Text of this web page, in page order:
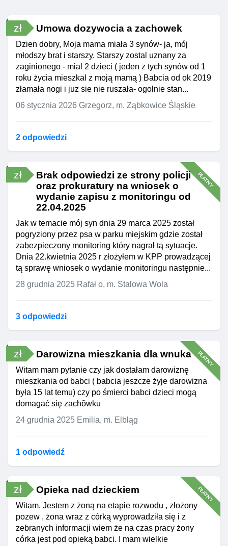
zł Umowa dozywocia a zachowek
Dzien dobry, Moja mama miała 3 synów- ja, mój
młodszy brat i starszy. Starszy zostal uznany za
zaginionego - mial 2 dzieci ( jeden z tych synów od 1
roku życia mieszkal z moją mamą ) Babcia od ok 2019
złamała nogi i juz sie nie ruszała- ogolnie stan...
06 stycznia 2026 Grzegorz, m. Ząbkowice Śląskie
2 odpowiedzi
PŁATNY
zł
Brak odpowiedzi ze strony policji
oraz prokuratury na wniosek o
wydanie zapisu z monitoringu od
22.04.2025
Jak w temacie mój syn dnia 29 marca 2025 został
pogryziony przez psa w parku miejskim gdzie został
zabezpieczony monitoring który nagrał tą sytuacje.
Dnia 22.kwietnia 2025 r złożyłem w KPP prowadzącej
tą sprawę wniosek o wydanie monitoringu następnie...
28 grudnia 2025 Rafał o, m. Stalowa Wola
3 odpowiedzi
PŁATNY
zł Darowizna mieszkania dla wnuka
Witam mam pytanie czy jak dostałam darowiznę
mieszkania od babci ( babcia jeszcze żyje darowizna
była 15 lat temu) czy po śmierci babci dzieci mogą
domagać się zachõwku
24 grudnia 2025 Emilia, m. Elbląg
1 odpowiedź
PŁATNY
zł Opieka nad dzieckiem
Witam. Jestem z żoną na etapie rozwodu , złożony
pozew , żona wraz z córką wyprowadziła się i z
zebranych informacji wiem że na czas pracy żony
córka jest pod opieką babci. I mam wielkie